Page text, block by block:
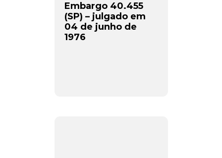
Embargo 40.455
(SP) – julgado em
04 de junho de
1976